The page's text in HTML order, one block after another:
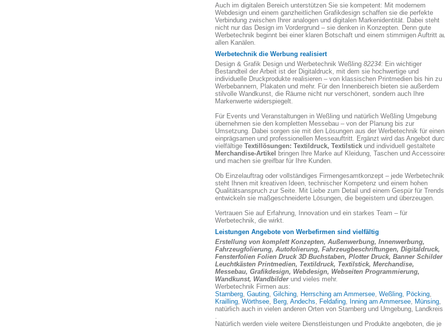
Auch im digitalen Bereich unterstützen Sie sie kompetent: Mit modernem
Webdesign und einem ganzheitlichen Grafikdesign schaffen sie die perfekte
Verbindung zwischen Ihrer analogen und digitalen Markenidentität. Dabei steht
nicht nur das Design im Vordergrund – sie denken in Konzepten. Denn gute
Werbetechnik beginnt bei einer klaren Botschaft und einem stimmigen Auftritt
allen Kanälen.
Werbetechnik die Werbung realisiert
Design & Grafik Design und Werbetechnik Weßling 82234: Ein wichtiger
Bestandteil der Arbeit ist der Digitaldruck, mit dem sie hochwertige und
individuelle Druckprodukte realisieren – von klassischen Printmedien bis hin zu
Werbebannern, Plakaten und mehr. Für den Innenbereich bieten sie außerdem
stilvolle Wandkunst, die Räume nicht nur verschönert, sondern auch Ihre
Markenwerte widerspiegelt.
Für Events und Veranstaltungen in Weßling und natürlich Weßling Umgebung
übernehmen sie den kompletten Messebau – von der Planung bis zur
Umsetzung. Dabei sorgen sie mit den Lösungen aus der Werbetechnik für einen
einprägsamen und professionellen Messeauftritt. Ergänzt wird das Angebot
vielfältige Textillösungen: Textildruck, Textilstick und individuell gestaltete
Merchandise-Artikel
bringen Ihre Marke auf Kleidung, Taschen und
und machen sie greifbar für Ihre Kunden.
Ob Einzelauftrag oder vollständiges Firmengesamtkonzept – jede Werbetechnik
steht Ihnen mit kreativen Ideen, technischer Kompetenz und einem hohen
Qualitätsanspruch zur Seite. Mit Liebe zum Detail und einem Gespür für Trends
entwickeln sie maßgeschneiderte Lösungen, die begeistern und überzeugen.
Vertrauen Sie auf Erfahrung, Innovation und ein starkes Team – für
Werbetechnik, die wirkt.
Leistungen Angebote von Werbefirmen sind vielfältig
Erstellung von komplett Konzepten, Außenwerbung, Innenwerbung,
Fahrzeugfolierung, Autofolierung, Fahrzeugbeschriftungen, Digitaldruck,
Fensterfolien Folien Druck 3D Buchstaben, Plotter Druck, Banner Schilder
Leuchtkästen Printmedien, Textildruck, Textilstick, Merchandise,
Messebau, Grafikdesign, Webdesign, Webseiten Programmierung,
Wandkunst, Wandbilderund vieles mehr.
Werbetechnik Firmen aus:
Starnberg, Gauting, Gilching, Herrsching am Ammersee, Weßling, Pöcking,
Krailling, Wörthsee, Berg, Andechs, Feldafing, Inning am Ammersee, Münsing,
natürlich auch in vielen anderen Orten von Starnberg und Umgebung, Landkreis
.
Natürlich werden viele weitere Dienstleistungen und Produkte angeboten, die je